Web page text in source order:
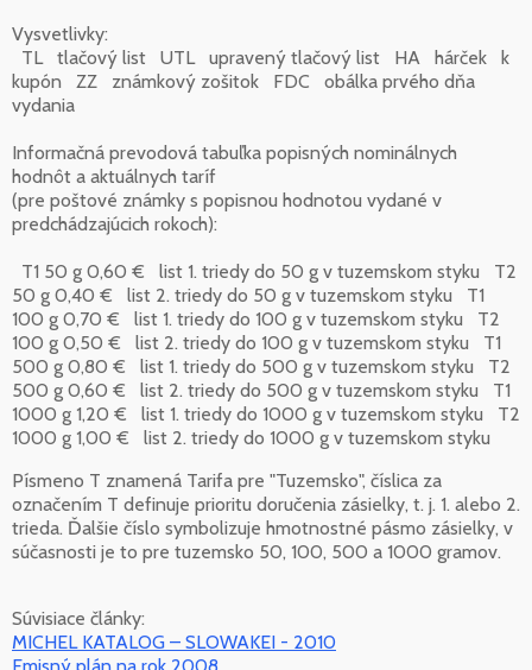
Vysvetlivky:
TL tlačový list UTL upravený tlačový list HA hárček k
kupón ZZ známkový zošitok FDC obálka prvého dňa
vydania
Informačná prevodová tabuľka popisných nominálnych
hodnôt a aktuálnych taríf
(pre poštové známky s popisnou hodnotou vydané v
predchádzajúcich rokoch):
T1 50 g 0,60 € list 1. triedy do 50 g v tuzemskom styku T2
50 g 0,40 € list 2. triedy do 50 g v tuzemskom styku T1
100 g 0,70 € list 1. triedy do 100 g v tuzemskom styku T2
100 g 0,50 € list 2. triedy do 100 g v tuzemskom styku T1
500 g 0,80 € list 1. triedy do 500 g v tuzemskom styku T2
500 g 0,60 € list 2. triedy do 500 g v tuzemskom styku T1
1000 g 1,20 € list 1. triedy do 1000 g v tuzemskom styku T2
1000 g 1,00 € list 2. triedy do 1000 g v tuzemskom styku
Písmeno T znamená Tarifa pre "Tuzemsko", číslica za
označením T definuje prioritu doručenia zásielky, t. j. 1. alebo 2.
trieda. Ďalšie číslo symbolizuje hmotnostné pásmo zásielky, v
súčasnosti je to pre tuzemsko 50, 100, 500 a 1000 gramov.
Súvisiace články:
MICHEL KATALOG – SLOWAKEI - 2010